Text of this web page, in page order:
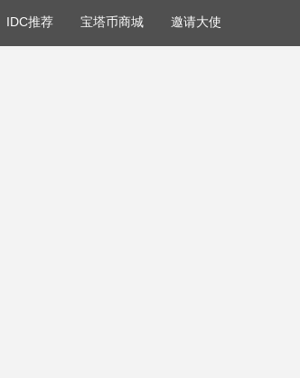
IDC推荐 宝塔币商城 邀请大使